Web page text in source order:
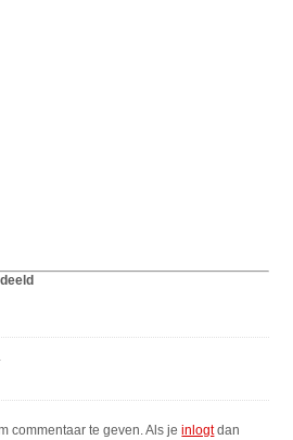
commentaar te geven. Als jeinlogtdan